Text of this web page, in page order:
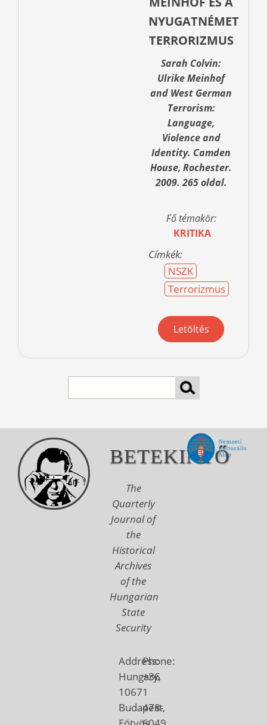
NYUGATNÉMET
TERRORIZMUS
Sarah Colvin:
Ulrike Meinhof
and West German
Terrorism:
Language,
Violence and
Identity. Camden
House, Rochester.
2009. 265 oldal.
Fő témakör:
KRITIKA
Címkék:
NSZK
Terrorizmus
Letöltés
BETEKINTŐ
The
Quarterly
Journal of
the
Historical
Archives
of the
Hungarian
State
Security
Address:
Hungary,
1067
Budapest,
Phone:
+36
1
478-